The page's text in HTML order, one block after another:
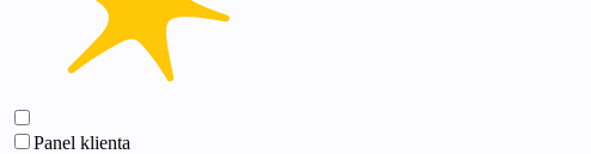
Panel klienta